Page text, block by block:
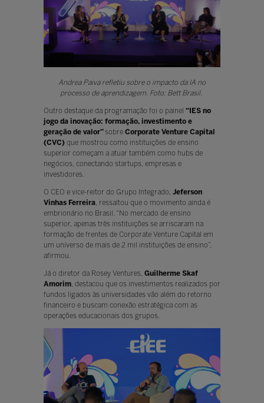
Andrea Paiva refletiu sobre o impacto da IA no
processo de aprendizagem. Foto: Bett Brasil.
Outro destaque da programação foi o painel “IES no
jogo da inovação: formação, investimento e
geração de valor” sobre Corporate Venture Capital
(CVC) que mostrou como instituições de ensino
superior começam a atuar também como hubs de
negócios, conectando startups, empresas e
investidores.
O CEO e vice-reitor do Grupo Integrado, Jeferson
Vinhas Ferreira, ressaltou que o movimento ainda é
embrionário no Brasil. “No mercado de ensino
superior, apenas três instituições se arriscaram na
formação de frentes de Corporate Venture Capital em
um universo de mais de 2 mil instituições de ensino”,
afirmou.
Já o diretor da Rosey Ventures, Guilherme Skaf
Amorim, destacou que os investimentos realizados por
fundos ligados às universidades vão além do retorno
financeiro e buscam conexão estratégica com as
operações educacionais dos grupos.